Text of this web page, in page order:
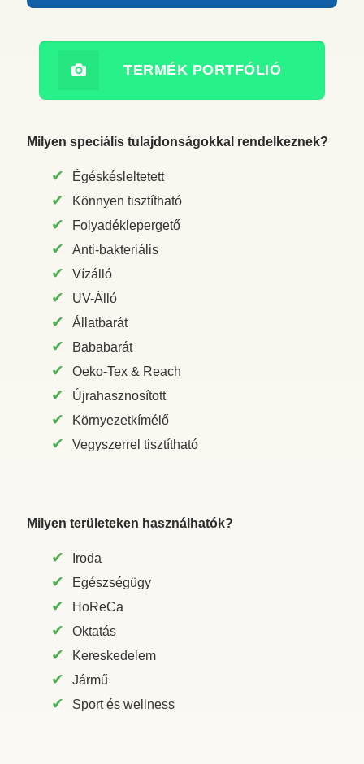
TERMÉK PORTFÓLIÓ
Milyen speciális tulajdonságokkal rendelkeznek?
Égéskésleltetett
Könnyen tisztítható
Folyadéklepergető
Anti-bakteriális
Vízálló
UV-Álló
Állatbarát
Bababarát
Oeko-Tex & Reach
Újrahasznosított
Környezetkímélő
Vegyszerrel tisztítható
Milyen területeken használhatók?
Iroda
Egészségügy
HoReCa
Oktatás
Kereskedelem
Jármű
Sport és wellness